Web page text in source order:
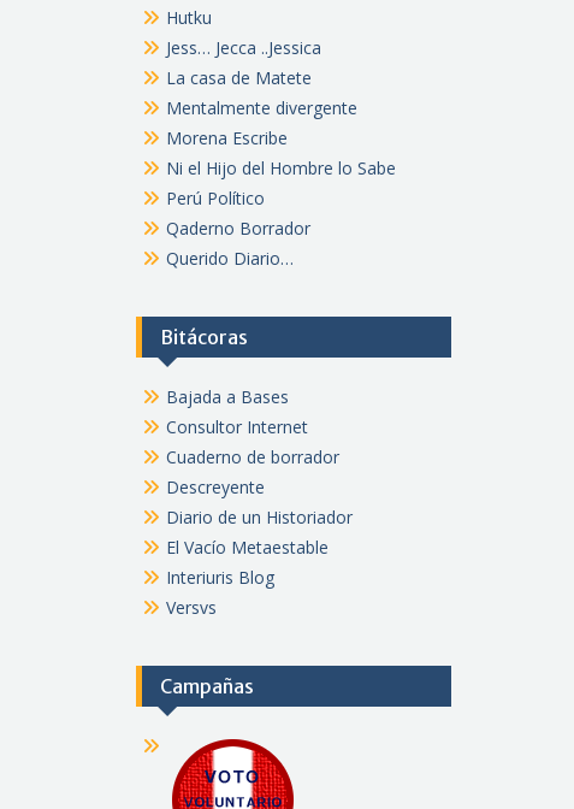
Hutku
Jess… Jecca ..Jessica
La casa de Matete
Mentalmente divergente
Morena Escribe
Ni el Hijo del Hombre lo Sabe
Perú Político
Qaderno Borrador
Querido Diario…
Bitácoras
Bajada a Bases
Consultor Internet
Cuaderno de borrador
Descreyente
Diario de un Historiador
El Vacío Metaestable
Interiuris Blog
Versvs
Campañas